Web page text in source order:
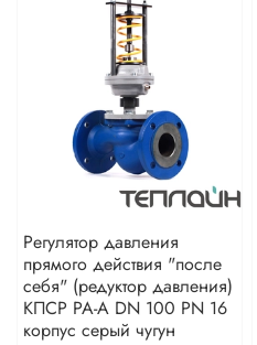
Регулятор давления
прямого действия "после
себя" (редуктор давления)
КПСР РА-А DN 100 PN 16
корпус серый чугун